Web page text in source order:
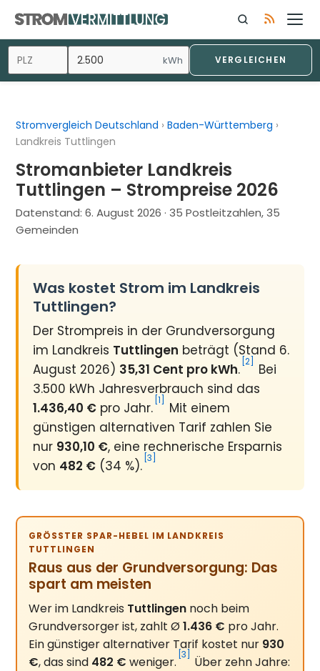
Inhalt
springen
kWh VERGLEICHEN
Stromvergleich Deutschland ›Baden-Württemberg ›
Landkreis Tuttlingen
Stromanbieter Landkreis
Tuttlingen – Strompreise 2026
Datenstand:6. August 2026 · 35 Postleitzahlen, 35
Gemeinden
Was kostet Strom im Landkreis
Tuttlingen?
Der Strompreis in der Grundversorgung
im Landkreis Tuttlingen beträgt (Stand 6.
August 2026) 35,31 Cent pro kWh. [2]
Bei
3.500 kWh Jahresverbrauch sind das
1.436,40 € pro Jahr. [1]
Mit einem
günstigen alternativen Tarif zahlen Sie
nur 930,10 €, eine rechnerische Ersparnis
von 482 € (34 %). [3]
GRÖSSTER SPAR-HEBEL IM LANDKREIS T
UTTLINGEN
Raus aus der Grundversorgung: Das
spart am meisten
Wer im Landkreis Tuttlingen noch beim
Grundversorger ist, zahlt Ø1.436 € pro Jahr.
Ein günstiger alternativer Tarif kostet nur 930
€, das sind 482 € weniger. [3]
Über zehn Jahre: